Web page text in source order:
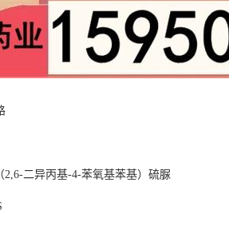
二异丙基-4-苯氧基苯基）硫脲